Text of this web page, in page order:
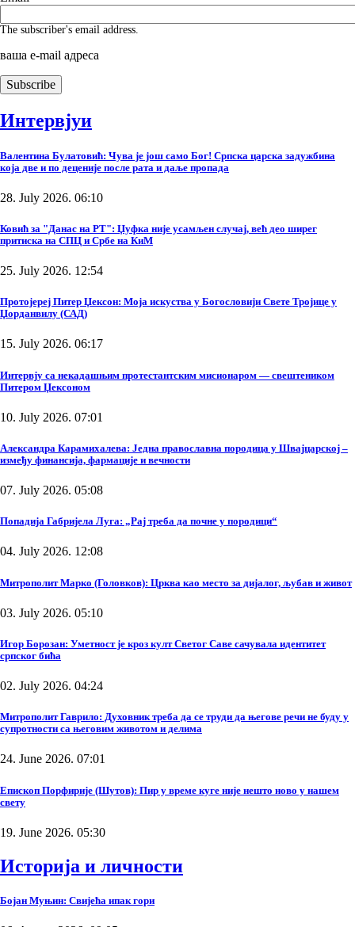
The subscriber's email address.
ваша е-mail адреса
Интервјуи
Валентина Булатовић: Чува је још само Бог! Српска царска задужбина
која две и по деценије после рата и даље пропада
28. July 2026. 06:10
Ковић за "Данас на РТ": Џуфка није усамљен случај, већ део ширег
притиска на СПЦ и Србе на КиМ
25. July 2026. 12:54
Протојереј Питер Џексон: Моја искуства у Богословији Свете Тројице у
Џорданвилу (САД)
15. July 2026. 06:17
Интервју са некадашњим протестантским мисионаром — свештеником
Питером Џексоном
10. July 2026. 07:01
Александра Карамихалева: Једна православна породица у Швајцарској –
између финансија, фармације и вечности
07. July 2026. 05:08
Попадија Габријела Луга: „Рај треба да почне у породици“
04. July 2026. 12:08
Митрополит Марко (Головков): Црква као место за дијалог, љубав и живот
03. July 2026. 05:10
Игор Борозан: Уметност је кроз култ Светог Саве сачувала идентитет
српског бића
02. July 2026. 04:24
Митрополит Гаврило: Духовник треба да се труди да његове речи не буду у
супротности са његовим животом и делима
24. June 2026. 07:01
Епископ Порфирије (Шутов): Пир у време куге није нешто ново у нашем
свету
19. June 2026. 05:30
Историја и личности
Бојан Муњин: Свијећа ипак гори